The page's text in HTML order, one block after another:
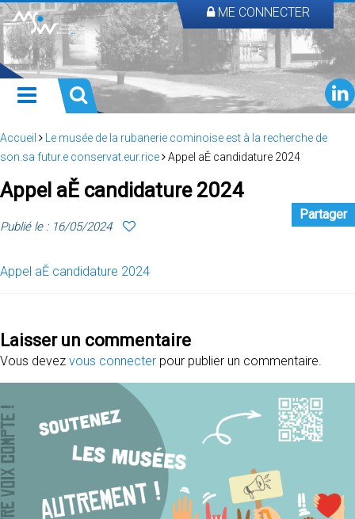
ME CONNECTER
Accueil
Le musée de la rubanerie cominoise est à la recherche de
son.sa futur.e conservat.eur.rice
Appel aĚ candidature 2024
Appel aĚ candidature 2024
Publié le : 16/05/2024
Partager
Appel aĚ candidature 2024
Laisser un commentaire
Vous devez vous connecter pour publier un commentaire.